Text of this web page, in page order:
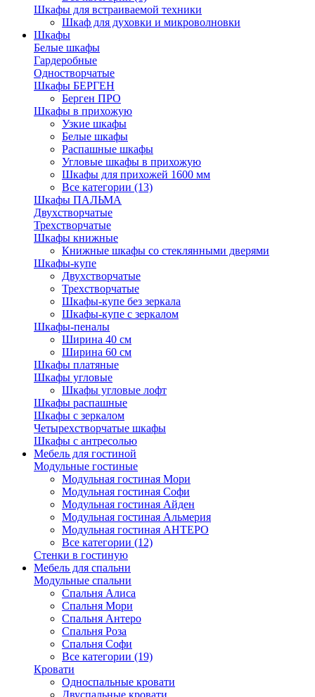
Шкафы для встраиваемой техники
Шкаф для духовки и микроволновки
Шкафы
Белые шкафы
Гардеробные
Одностворчатые
Шкафы БЕРГЕН
Берген ПРО
Шкафы в прихожую
Узкие шкафы
Белые шкафы
Распашные шкафы
Угловые шкафы в прихожую
Шкафы для прихожей 1600 мм
Все категории (13)
Шкафы ПАЛЬМА
Двухстворчатые
Трехстворчатые
Шкафы книжные
Книжные шкафы со стеклянными дверями
Шкафы-купе
Двухстворчатые
Трехстворчатые
Шкафы-купе без зеркала
Шкафы-купе с зеркалом
Шкафы-пеналы
Ширина 40 см
Ширина 60 см
Шкафы платяные
Шкафы угловые
Шкафы угловые лофт
Шкафы распашные
Шкафы с зеркалом
Четырехстворчатые шкафы
Шкафы с антресолью
Мебель для гостиной
Модульные гостиные
Модульная гостиная Мори
Модульная гостиная Софи
Модульная гостиная Айден
Модульная гостиная Альмерия
Модульная гостиная АНТЕРО
Все категории (12)
Стенки в гостиную
Мебель для спальни
Модульные спальни
Спальня Алиса
Спальня Мори
Спальня Антеро
Спальня Роза
Спальня Софи
Все категории (19)
Кровати
Односпальные кровати
Двуспальные кровати